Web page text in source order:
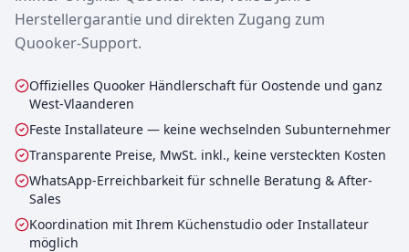
Herstellergarantie und direkten Zugang zum
Quooker-Support.
Offizielles Quooker Händlerschaft für Oostende und ganz
West-Vlaanderen
Feste Installateure — keine wechselnden Subunternehmer
Transparente Preise, MwSt. inkl., keine versteckten Kosten
WhatsApp-Erreichbarkeit für schnelle Beratung & After-
Sales
Koordination mit Ihrem Küchenstudio oder Installateur
möglich